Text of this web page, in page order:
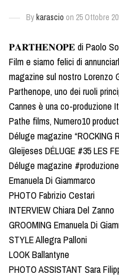
Bykarascio on 25 Ottobre
𝐏𝐀𝐑𝐓𝐇𝐄𝐍𝐎𝐏𝐄 di Paolo
Film e siamo felici di
magazine sul nostro Lorenzo
Parthenope, uno dei ruoli
Cannes è una co-produzione
Pathe films, Numero10
Déluge magazine “ROCKING
Gleijeses DÉLUGE #35 LES
Déluge magazine
Emanuela Di Giammarco
PHOTO Fabrizio Cestari
INTERVIEW Chiara Del Zanno
GROOMING Emanuela Di
STYLE Allegra Palloni
LOOK Ballantyne
PHOTO ASSISTANT Sara